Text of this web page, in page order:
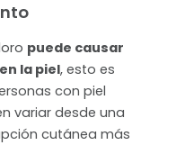
puede causar
la piel, esto es
con piel
variar desde una
cutánea más